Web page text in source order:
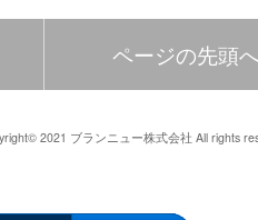
ページの先頭
2021 ブランニュー株式会社 All rights